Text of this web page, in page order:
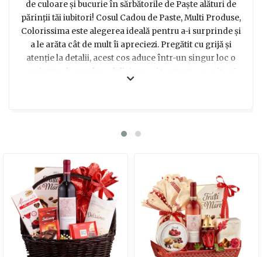
de culoare și bucurie în sărbătorile de Paște alături de
părinții tăi iubitori! Cosul Cadou de Paste, Multi Produse,
Colorissima este alegerea ideală pentru a-i surprinde și
a le arăta cât de mult îi apreciezi. Pregătit cu grijă și
atenție la detalii, acest cos aduce într-un singur loc o
varietate de produse delicioase și tentante, menite să
sărbătoare. Fie că îl alegi ca un cadou surpriză sau ca un
zâmbete sincere și momente de bucurie în casa ta.
Alege să îți impresionezi părinții cu un cadou special și
savuros de Paște - Cosul Cadou de Paste, Multi Produse,
Colorissima!